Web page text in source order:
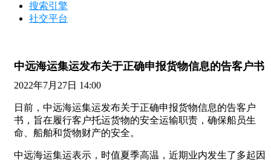
搜索引擎
社交平台
中远海运集运发布关于正确申报货物信息的告客户书
2022年7月27日 14:00
日前，中远海运集运发布关于正确申报货物信息的告客户
书，旨在履行客户托运货物的安全运输职责，确保船员生
命、船舶和货物财产的安全。
中远海运集运表示，时值夏季高温，近期业内发生了多起因